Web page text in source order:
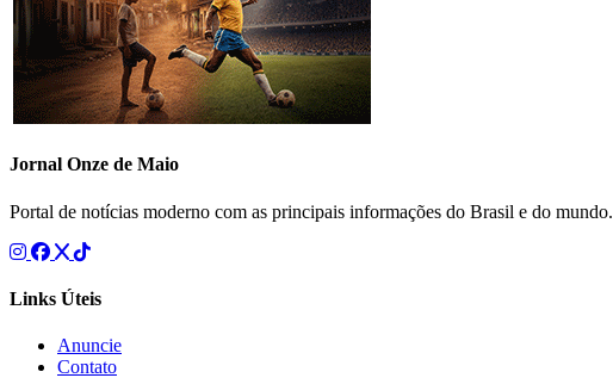
Jornal Onze de Maio
Portal de notícias moderno com as principais informações do Brasil e do mundo.
Links Úteis
Anuncie
Contato